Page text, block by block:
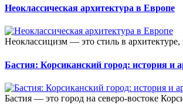
Неоклассическая архитектура в Европе
Неоклассицизм — это стиль в
Бастия: Корсиканский город: история и
Бастия — это город на северо-востоке